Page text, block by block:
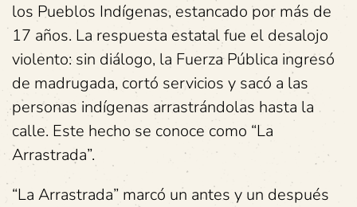
los Pueblos Indígenas, estancado por más de
17 años. La respuesta estatal fue el desalojo
violento: sin diálogo, la Fuerza Pública ingresó
de madrugada, cortó servicios y sacó a las
personas indígenas arrastrándolas hasta la
calle. Este hecho se conoce como “La
Arrastrada”.
“La Arrastrada” marcó un antes y un después